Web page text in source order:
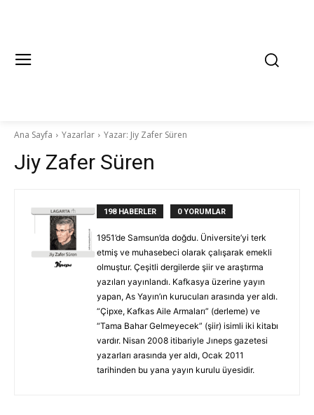
Ana Sayfa Yazarlar Yazar: Jiy Zafer Süren
Jiy Zafer Süren
198 HABERLER 0 YORUMLAR
1951’de Samsun’da doğdu. Üniversite’yi terk
etmiş ve muhasebeci olarak çalışarak emekli
olmuştur. Çeşitli dergilerde şiir ve araştırma
yazıları yayınlandı. Kafkasya üzerine yayın
yapan, As Yayın’ın kurucuları arasında yer aldı.
“Çipxe, Kafkas Aile Armaları” (derleme) ve
“Tama Bahar Gelmeyecek” (şiir) isimli iki kitabı
vardır. Nisan 2008 itibariyle Jıneps gazetesi
yazarları arasında yer aldı, Ocak 2011
tarihinden bu yana yayın kurulu üyesidir.